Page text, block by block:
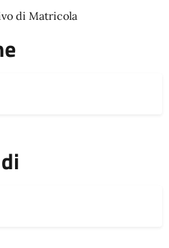
di Matricola